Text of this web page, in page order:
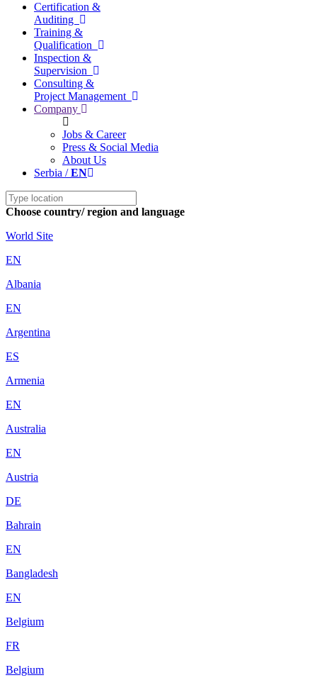
Certification &
Auditing
Training &
Qualification
Inspection &
Supervision
Consulting &
Project Management
Company
Jobs & Career
Press & Social Media
About Us
Serbia /EN
Choose country/ region and language
World Site
EN
Albania
EN
Argentina
ES
Armenia
EN
Australia
EN
Austria
DE
Bahrain
EN
Bangladesh
EN
Belgium
FR
Belgium